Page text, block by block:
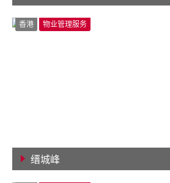
香港 物业管理服务
缙城峰